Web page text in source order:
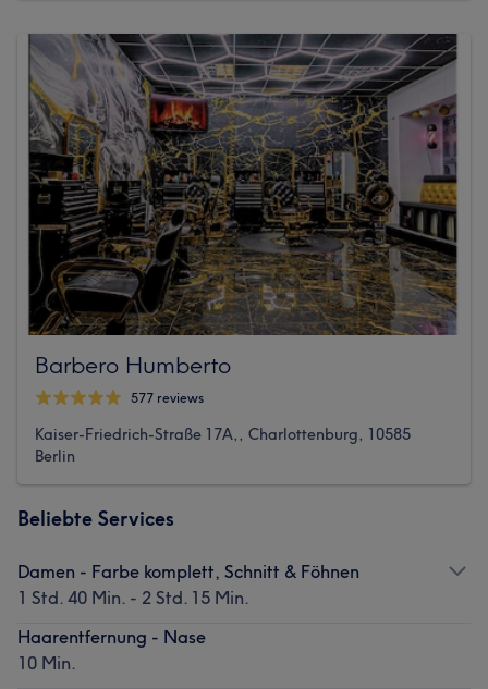
Barbero Humberto
577 reviews
Kaiser-Friedrich-Straße 17A,, Charlottenburg, 10585
Berlin
Beliebte Services
Damen - Farbe komplett, Schnitt & Föhnen
1 Std. 40 Min. - 2 Std. 15 Min.
Haarentfernung - Nase
10 Min.